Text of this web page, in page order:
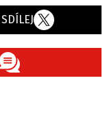
SDÍLEJ